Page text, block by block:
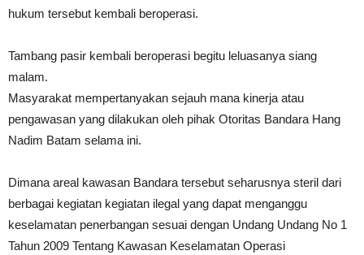
hukum tersebut kembali beroperasi.
Tambang pasir kembali beroperasi begitu leluasanya siang
malam.
Masyarakat mempertanyakan sejauh mana kinerja atau
pengawasan yang dilakukan oleh pihak Otoritas Bandara Hang
Nadim Batam selama ini.
Dimana areal kawasan Bandara tersebut seharusnya steril dari
berbagai kegiatan kegiatan ilegal yang dapat menganggu
keselamatan penerbangan sesuai dengan Undang Undang No 1
Tahun 2009 Tentang Kawasan Keselamatan Operasi